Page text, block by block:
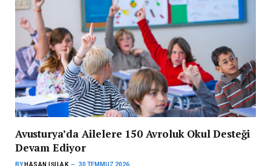
Avusturya’da Ailelere 150 Avroluk Okul Desteği
Devam Ediyor
BY HASAN IŞILAK 30 TEMMUZ 2026